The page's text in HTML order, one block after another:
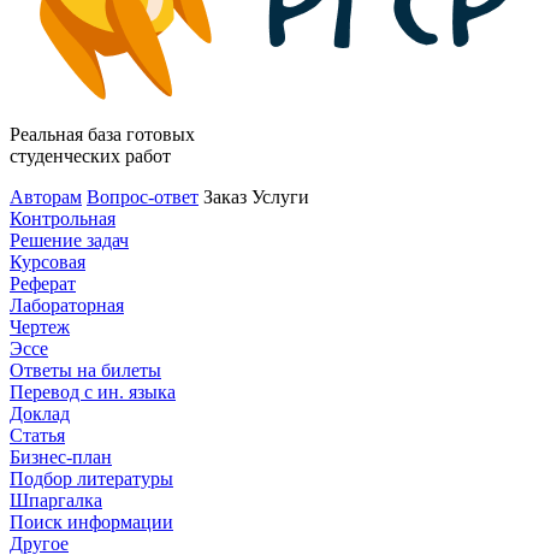
Реальная база готовых
студенческих работ
Авторам Вопрос-ответ Заказ Услуги
Контрольная
Решение задач
Курсовая
Реферат
Лабораторная
Чертеж
Эссе
Ответы на билеты
Перевод с ин. языка
Доклад
Статья
Бизнес-план
Подбор литературы
Шпаргалка
Поиск информации
Другое